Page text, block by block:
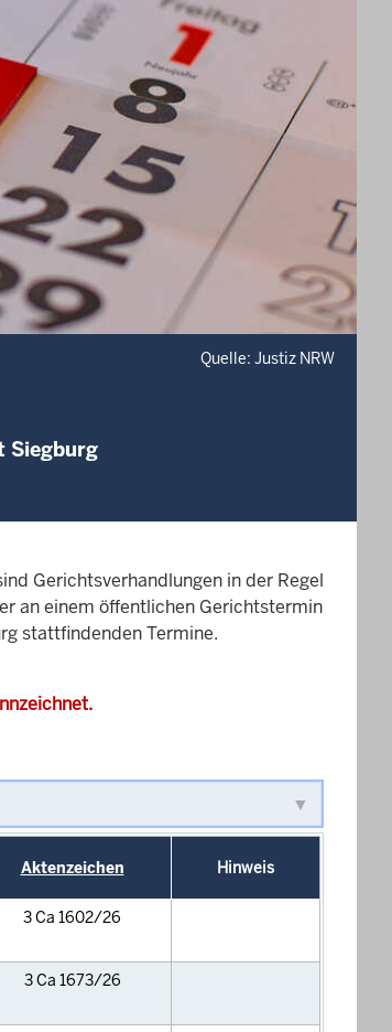
Quelle: Justiz NRW
Siegburg
Gerichtsverhandlungen in der Regel
an einem öffentlichen Gerichtstermin
stattfindenden Termine.
Aktenzeichen Hinweis
3 Ca 1602/26
3 Ca 1673/26